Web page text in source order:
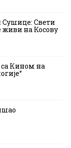
Сушице: Свети
живи на Косову
Кином на